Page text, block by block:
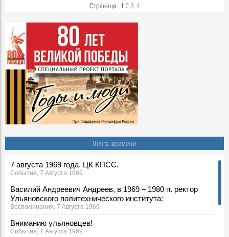
Лента времени
7 августа 1969 года. ЦК КПСС.
События, 7 Августа 1969
Василий Андреевич Андреев, в 1969 – 1980 гг. ректор
Ульяновского политехнического института:
Воспоминания, 7 Августа 1969
Вниманию ульяновцев!
События, 7 Августа 1969
Страница: 1 2 3 4